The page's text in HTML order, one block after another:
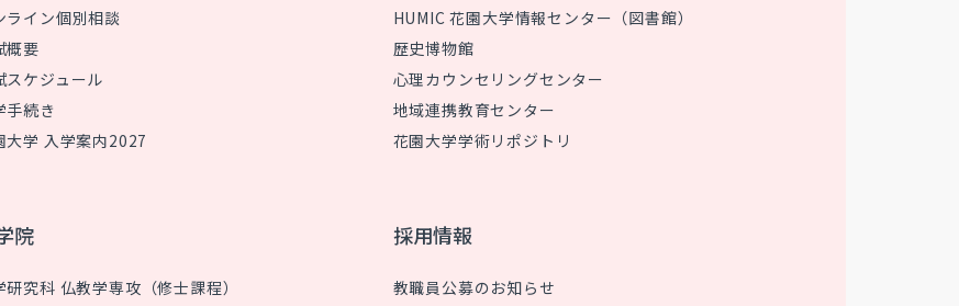
ライン個別相談
概要
スケジュール
手続き
大学 入学案内2027
HUMIC 花園大学情報センター（図書館）
歴史博物館
心理カウンセリングセンター
地域連携教育センター
花園大学学術リポジトリ
院
研究科 仏教学専攻（修士課程）
採用情報
教職員公募のお知らせ